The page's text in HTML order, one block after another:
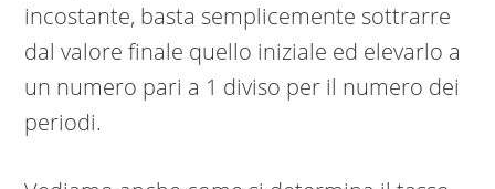
incostante, basta semplicemente sottrarre
dal valore finale quello iniziale ed elevarlo a
un numero pari a 1 diviso per il numero dei
periodi.